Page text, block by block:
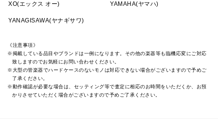
XO(エックス オー) YAMAHA(ヤマハ)
YANAGISAWA(ヤナギサワ)
《注意事項》
※掲載している品目やブランドは一例になります。その他の楽器等も臨機応変にご対応
致しますのでお気軽にお問い合わせください。
※大型の管楽器でハードケースのないモノは対応できない場合がございますので予めご
了承ください。
※動作確認が必要な場合は、セッティング等で査定に相応のお時間をいただくか、お預
かりさせていただく場合がございますので予めご了承ください。